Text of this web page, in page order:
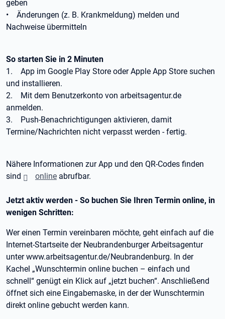
geben
• Änderungen (z. B. Krankmeldung) melden und
Nachweise übermitteln
So starten Sie in 2 Minuten
1. App im Google Play Store oder Apple App Store suchen
und installieren.
2. Mit dem Benutzerkonto von arbeitsagentur.de
anmelden.
3. Push-Benachrichtigungen aktivieren, damit
Termine/Nachrichten nicht verpasst werden - fertig.
Nähere Informationen zur App und den QR-Codes finden
sind
online abrufbar.
Jetzt aktiv werden - So buchen Sie Ihren Termin online, in
wenigen Schritten:
Wer einen Termin vereinbaren möchte, geht einfach auf die
Internet-Startseite der Neubrandenburger Arbeitsagentur
unter www.arbeitsagentur.de/Neubrandenburg. In der
Kachel „Wunschtermin online buchen – einfach und
schnell“ genügt ein Klick auf „jetzt buchen“. Anschließend
öffnet sich eine Eingabemaske, in der der Wunschtermin
direkt online gebucht werden kann.